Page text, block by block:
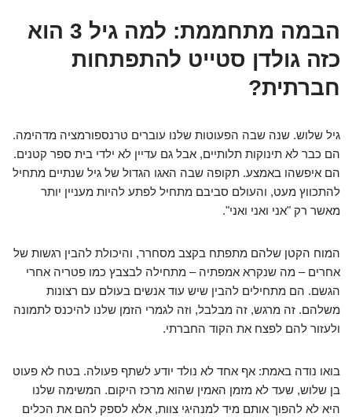
הבמה מתחממת: למה גיל 3 הוא
כזה גולדן סטייט להתפתחות
חברתית?
גיל שלוש. שנה שבה הפעוטות שלנו עוברים טרנספורמציה מדהימה.
הם כבר לא תינוקות תלותיים, אבל גם עדיין לא ילדי בית ספר קטנים.
הם איפשהו באמצע. תקופה שבה האגו הגדול של גיל שנתיים מתחיל
להתכווץ מעט, והעולם סביבם מתחיל לפתע להיות מעניין יותר
מאשר רק "אני ואני ואני".
המוח הקטן שלהם מתפתח בקצב מסחרר, והיכולת להבין רגשות של
אחרים – מה שנקרא אמפתיה – מתחילה לבצבץ כמו פטריה אחרי
הגשם. הם מתחילים להבין שיש עוד אנשים בעולם עם רצונות
משלהם. זה מרגש, זה מבלבל, וזה לגמרי הזמן שלנו להיכנס לתמונה
ולעזור להם לפצח את הקוד החברתי.
בואו נודה באמת: אף אחד לא נולד יודע לשתף פעולה. בטח לא פעוט
בן שלוש, שעד לא מזמן האמין שהוא מרכז היקום. המשימה שלנו
היא לא להפוך אותם מיד למנהיגי צוות, אלא לספק להם את הכלים